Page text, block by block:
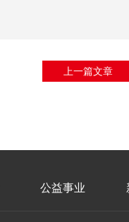
上一篇文章
公益事业